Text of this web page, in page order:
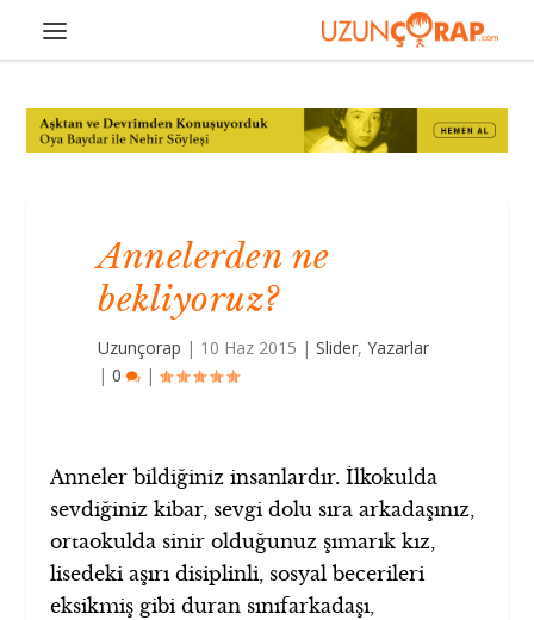
Annelerden ne
bekliyoruz?
Uzunçorap | 10 Haz 2015 |Slider,Yazarlar
|0 |
Anneler bildiğiniz insanlardır. İlkokulda
sevdiğiniz kibar, sevgi dolu sıra arkadaşınız,
ortaokulda sinir olduğunuz şımarık kız,
lisedeki aşırı disiplinli, sosyal becerileri
eksikmiş gibi duran sınıfarkadaşı,